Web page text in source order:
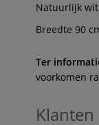
Natuurlijk wit
Breedte 90
Ter
voorkomen